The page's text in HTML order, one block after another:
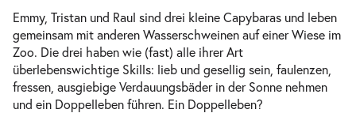
Drei Wasserschweine brennen durch-
Fr.
Fr. 09.04.2027
16:00–17:15 Uhr
Tickets
Emmy, Tristan und Raul sind drei kleine Capybaras und leben
gemeinsam mit anderen Wasserschweinen auf einer Wiese im
Zoo. Die drei haben wie (fast) alle ihrer Art
überlebenswichtige Skills: lieb und gesellig sein, faulenzen,
fressen, ausgiebige Verdauungsbäder in der Sonne nehmen
und ein Doppelleben führen. Ein Doppelleben?